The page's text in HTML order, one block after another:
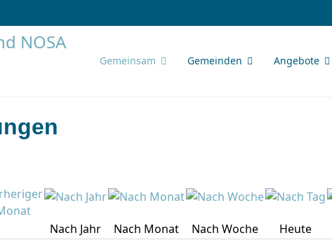
Gemeinsam Gemeinden Angebote
Nach Jahr Nach Monat Nach Woche Heute